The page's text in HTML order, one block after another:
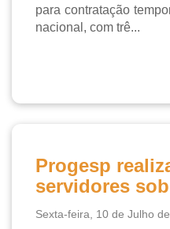
para contratação
nacional, com trê...
Progesp
servidores
Sexta-feira, 10 de Julho